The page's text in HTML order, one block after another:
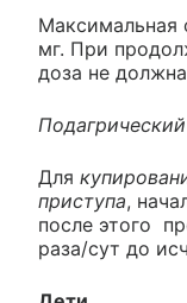
Максимальная
мг. При
доза не
Для
приступа,
после этого
раза/сут до